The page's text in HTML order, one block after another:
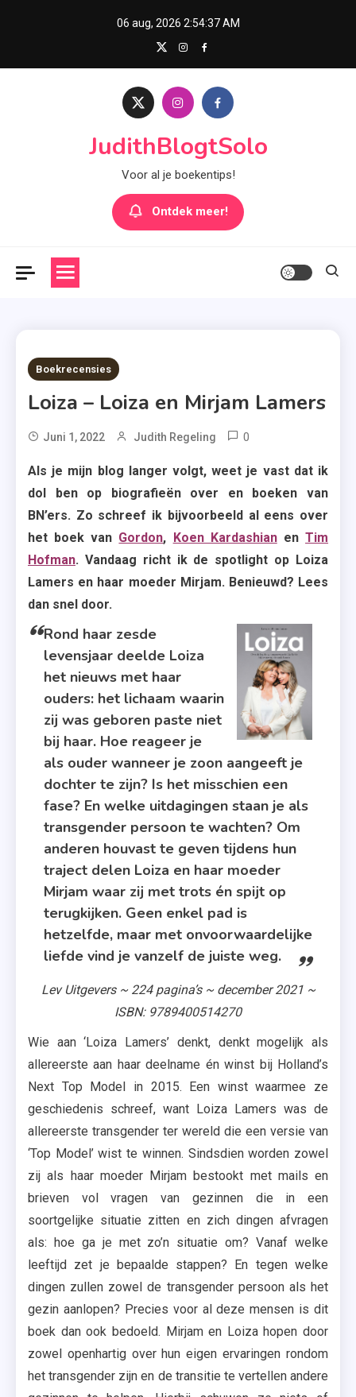
06 aug, 2026 2:54:38 AM
JudithBlogtSolo
Voor al je boekentips!
Ontdek meer!
8 MINS READ
Boekrecensies
Loiza – Loiza en Mirjam Lamers
Juni 1, 2022 Judith Regeling 0
Bruna
Uitgevers
Loiza
Lamers
,
Lamers
,
Non
Fictie
Transgender
Uitgeverij
Lev
Als je mijn blog langer volgt, weet je vast dat ik
dol ben op biografieën over en boeken van
BN’ers. Zo schreef ik bijvoorbeeld al eens over
het boek van Gordon, Koen KardashianenTim
Hofman. Vandaag richt ik de spotlight op Loiza
Lamers en haar moeder Mirjam. Benieuwd? Lees
dan snel door.
Rond haar zesde
levensjaar deelde Loiza
het nieuws met haar
ouders: het lichaam waarin
zij was geboren paste niet
bij haar. Hoe reageer je
als ouder wanneer je zoon aangeeft je
dochter te zijn? Is het misschien een
fase? En welke uitdagingen staan je als
transgender persoon te wachten? Om
anderen houvast te geven tijdens hun
traject delen Loiza en haar moeder
Mirjam waar zij met trots én spijt op
terugkijken. Geen enkel pad is
hetzelfde, maar met onvoorwaardelijke
liefde vind je vanzelf de juiste weg.
Lev Uitgevers ~ 224 pagina’s ~ december 2021 ~
ISBN: 9789400514270
Wie aan ‘Loiza Lamers’ denkt, denkt mogelijk als
allereerste aan haar deelname én winst bij Holland’s
Next Top Model in 2015. Een winst waarmee ze
geschiedenis schreef, want Loiza Lamers was de
allereerste transgender ter wereld die een versie van
‘Top Model’ wist te winnen. Sindsdien worden zowel
zij als haar moeder Mirjam bestookt met mails en
brieven vol vragen van gezinnen die in een
soortgelijke situatie zitten en zich dingen afvragen
als: hoe ga je met zo’n situatie om? Vanaf welke
leeftijd zet je bepaalde stappen? En tegen welke
dingen zullen zowel de transgender persoon als het
gezin aanlopen? Precies voor al deze mensen is dit
boek dan ook bedoeld. Mirjam en Loiza hopen door
zowel openhartig over hun eigen ervaringen rondom
het transgender zijn en de transitie te vertellen andere